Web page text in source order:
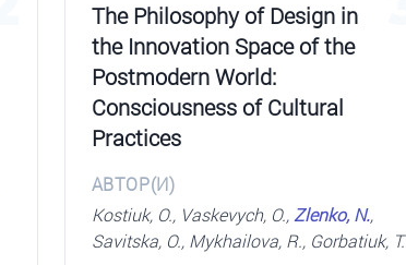
The Philosophy of Design in
the Innovation Space of the
Postmodern World:
Consciousness of Cultural
Practices
АВТОР(И)
Kostiuk, O., Vaskevych, O., Zlenko, N.,
Savitska, O., Mykhailova, R., Gorbatiuk, T.